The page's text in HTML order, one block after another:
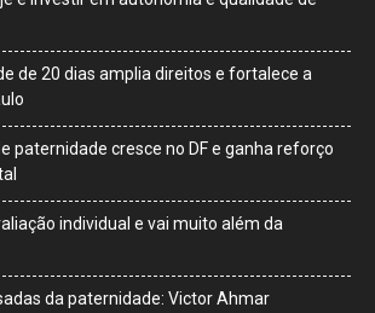
de 20 dias amplia direitos e fortalece a
paternidade cresce no DF e ganha reforço
individual e vai muito além da
da paternidade: Victor Ahmar